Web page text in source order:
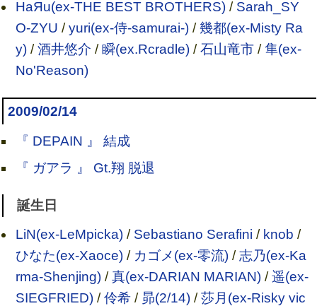
HaЯu(ex-THE BEST BROTHERS)/ Sarah_SY
O-ZYU /yuri(ex-侍-samurai-)/幾都(ex-Misty Ra
y)/酒井悠介 /瞬(ex.Rcradle)/石山竜市/隼(ex-
No'Reason)
2009/02/14
『 DEPAIN 』 結成
『 ガアラ 』 Gt.翔 脱退
誕生日
LiN(ex-LeMpicka)/ Sebastiano Serafini / knob /
ひなた(ex-Xaoce)/ カゴメ(ex-零流)/志乃(ex-Ka
rma-Shenjing)/真(ex-DARIAN MARIAN)/遥(ex-
SIEGFRIED)/伶希/ 昴(2/14)/莎月(ex-Risky vic